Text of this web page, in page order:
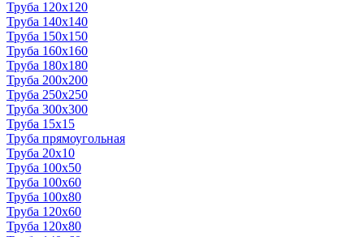
Труба 120x120
Труба 140x140
Труба 150x150
Труба 160x160
Труба 180x180
Труба 200x200
Труба 250x250
Труба 300x300
Труба 15x15
Труба прямоугольная
Труба 20x10
Труба 100x50
Труба 100x60
Труба 100x80
Труба 120x60
Труба 120x80